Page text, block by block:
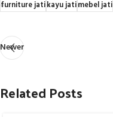
furniture jatikayu jatimebel jati
Newer
Related Posts